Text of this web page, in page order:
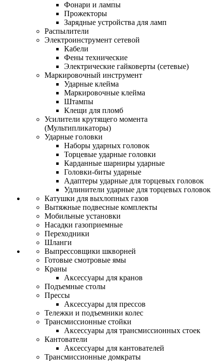
Фонари и лампы
Прожекторы
Зарядные устройства для ламп
Распылители
Электроинструмент сетевой
Кабели
Фены технические
Электрические гайковерты (сетевые)
Маркировочный инструмент
Ударные клейма
Маркировочные клейма
Штампы
Клещи для пломб
Усилители крутящего момента
(Мультипликаторы)
Ударные головки
Наборы ударных головок
Торцевые ударные головки
Карданные шарниры ударные
Головки-биты ударные
Адаптеры ударные для торцевых головок
Удлинители ударные для торцевых головок
Катушки для выхлопных газов
Вытяжные подвесные комплекты
Мобильные установки
Насадки газоприемные
Переходники
Шланги
Выпрессовщики шкворней
Готовые смотровые ямы
Краны
Аксессуары для кранов
Подъемные столы
Прессы
Аксессуары для прессов
Тележки и подъемники колес
Трансмиссионные стойки
Аксессуары для трансмиссионных стоек
Кантователи
Аксессуары для кантователей
Трансмиссионные домкраты